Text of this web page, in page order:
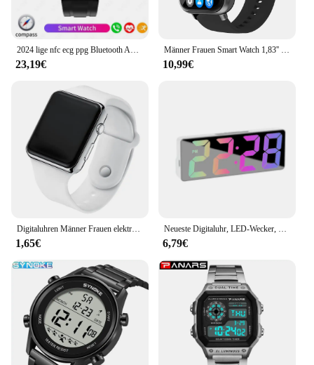
2024 lige nfc ecg ppg Bluetooth Anruf Smartwatch GPS Tracker Motion Armband Fitness für Huawei Uhren ultimative Smartwatch Männer
23,19€
Männer Frauen Smart Watch 1,83'' Wasserdichte Fitness Sport Uhr Antwort Anruf Schlaf Sport Schrittzähler Informationen Warnungen Smartwatch
10,99€
1,65€ 6,79€